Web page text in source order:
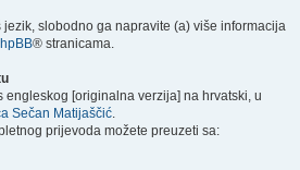
slobodno ga napravite (a) više informacija
® stranicama.
engleskog [originalna verzija] na hrvatski, u
Sečan Matijaščić.
prijevoda možete preuzeti sa: